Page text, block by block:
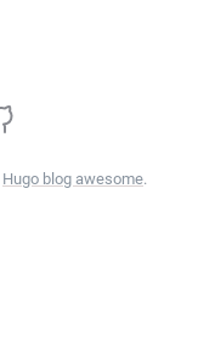
Hugo blog awesome.